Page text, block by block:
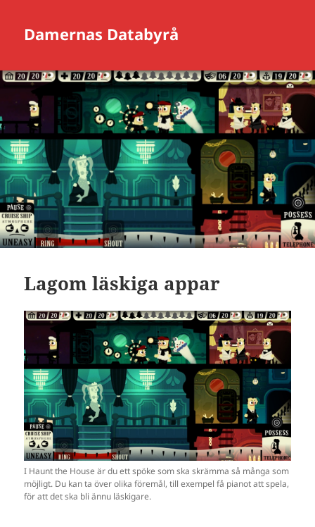
Damernas Databyrå
Lagom läskiga appar
I Haunt the House är du ett spöke som ska skrämma så många som
möjligt. Du kan ta över olika föremål, till exempel få pianot att spela,
för att det ska bli ännu läskigare.